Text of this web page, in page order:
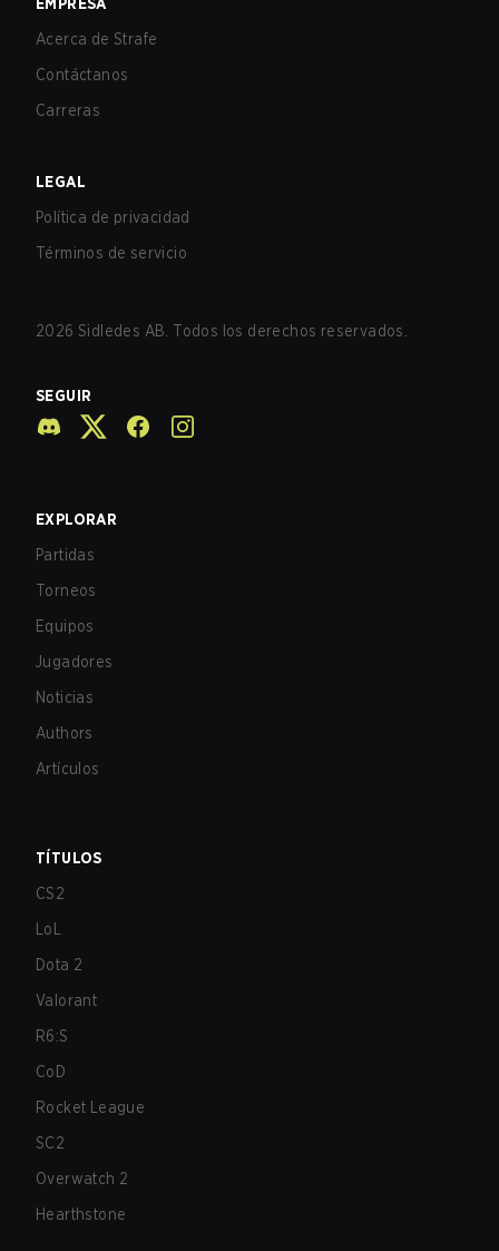
Acerca de Strafe
Contáctanos
Carreras
LEGAL
Política de privacidad
Términos de servicio
2026 Sidledes AB. Todos los derechos reservados.
SEGUIR
EXPLORAR
Partidas
Torneos
Equipos
Jugadores
Noticias
Authors
Artículos
TÍTULOS
CS2
LoL
Dota 2
Valorant
R6:S
CoD
Rocket League
SC2
Overwatch 2
Hearthstone